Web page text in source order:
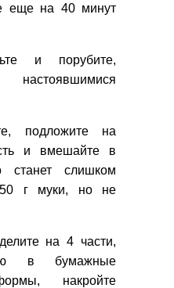
еще на 40 минут
и порубите,
подложите на
и вмешайте в
станет слишком
50 г муки, но не
на 4 части,
в бумажные
накройте